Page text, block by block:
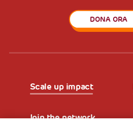
DONA ORA
Scale up impact
Join the network